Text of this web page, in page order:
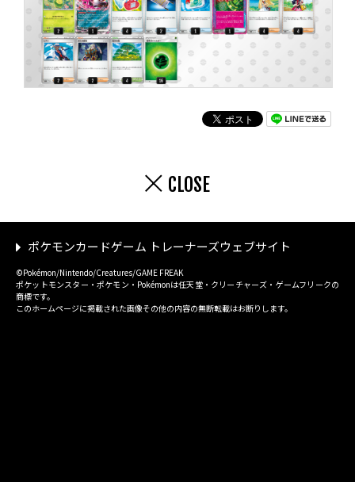
CLOSE
ポケモンカードゲーム トレーナーズウェブサイト
©Pokémon/Nintendo/Creatures/GAME FREAK
ポケットモンスター・ポケモン・Pokémonは任天堂・クリーチャーズ・ゲームフリークの
商標です。
このホームページに掲載された画像その他の内容の無断転載はお断りします。